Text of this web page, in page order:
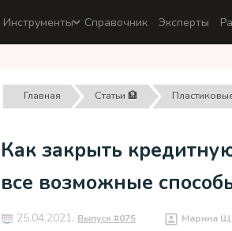
Инструменты Справочник Эксперты
Главная Статьи 🏦
Как закрыть
все возможные
25.04.2021, Выпуск #075 Марина